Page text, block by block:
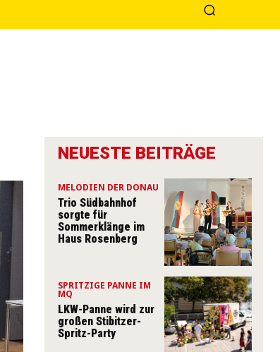
NEUESTE BEITRÄGE
MELODIEN DER DONAU
Trio Südbahnhof
sorgte für
Sommerklänge im
Haus Rosenberg
SPRITZIGE PANNE IM
MQ
LKW-Panne wird zur
großen Stibitzer-
Spritz-Party